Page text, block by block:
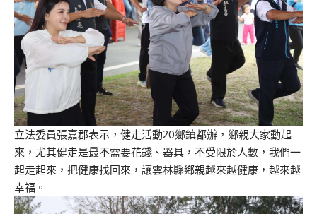
立法委員張嘉郡表示，健走活動20鄉鎮都辦，鄉親大家動起
來，尤其健走是最不需要花錢、器具，不受限於人數，我們一
起走起來，把健康找回來，讓雲林縣鄉親越來越健康，越來越
幸福。